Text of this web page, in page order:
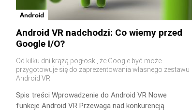
Android
Android VR nadchodzi: Co wiemy przed
Google I/O?
Od kilku dni krążą pogłoski, że Google być może
przygotowuje się do zaprezentowania własnego zestawu
Android VR
Spis treści Wprowadzenie do Android VR Nowe
funkcje Android VR Przewaga nad konkurencją